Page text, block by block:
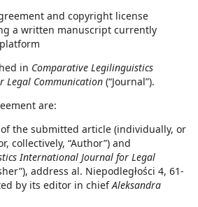
and copyright license
a written manuscript currently
in Comparative Legilinguistics
Legal Communication (“Journal”).
are:
the submitted article (individually, or
collectively, “Author”) and
International Journal for Legal
address al. Niepodległości 4, 61-
by its editor in chiefAleksandra